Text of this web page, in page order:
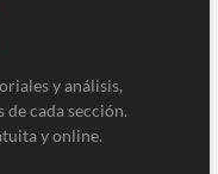
y análisis,
cada sección.
y online.